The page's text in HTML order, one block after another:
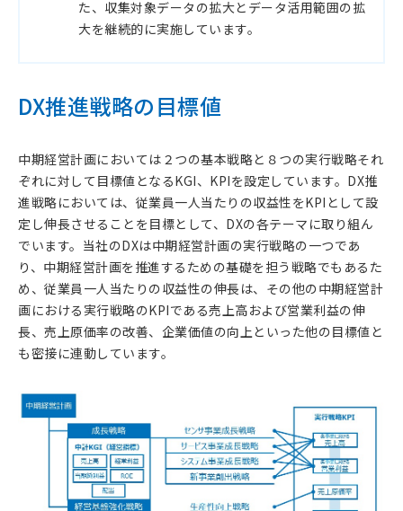
た、収集対象データの拡大とデータ活用範囲の拡
大を継続的に実施しています。
DX推進戦略の目標値
中期経営計画においては２つの基本戦略と８つの実行戦略それ
ぞれに対して目標値となるKGI、KPIを設定しています。DX推
進戦略においては、従業員一人当たりの収益性をKPIとして設
定し伸長させることを目標として、DXの各テーマに取り組ん
でいます。当社のDXは中期経営計画の実行戦略の一つであ
り、中期経営計画を推進するための基礎を担う戦略でもあるた
め、従業員一人当たりの収益性の伸長は、その他の中期経営計
画における実行戦略のKPIである売上高および営業利益の伸
長、売上原価率の改善、企業価値の向上といった他の目標値と
も密接に連動しています。